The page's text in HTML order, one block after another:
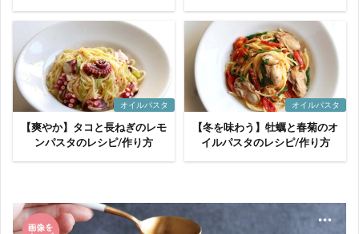
オイルパスタ
【爽やか】タコと長ねぎのレモ
ンパスタのレシピ/作り方
オイルパスタ
【冬を味わう】牡蠣と春菊のオ
イルパスタのレシピ/作り方